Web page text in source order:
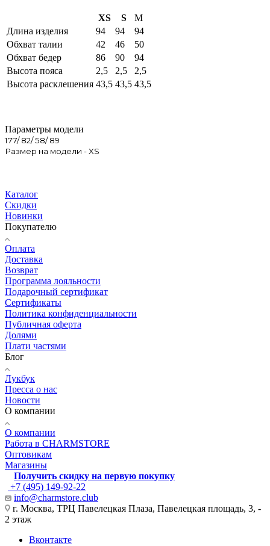
XS S
M
Длина изделия
94 94
94
Обхват талии
42 46
50
Обхват бедер
86 90
94
Высота пояса
2,5 2,5
2,5
Высота расклешения 43,5 43,5 43,5
Параметры модели
177/ 82/ 58/ 89
Размер на модели - XS
Каталог
Скидки
Новинки
Покупателю
Оплата
Доставка
Возврат
Программа лояльности
Подарочный сертификат
Сертификаты
Политика конфиденциальности
Публичная оферта
Долями
Плати частями
Блог
Лукбук
Пресса о нас
Новости
О компании
О компании
Работа в CHARMSTORE
Оптовикам
Магазины
Получить скидку на первую покупку
+7 (495) 149-92-22
info@charmstore.club
г. Москва, ТРЦ Павелецкая Плаза, Павелецкая площадь, 3, -
2 этаж
Вконтакте